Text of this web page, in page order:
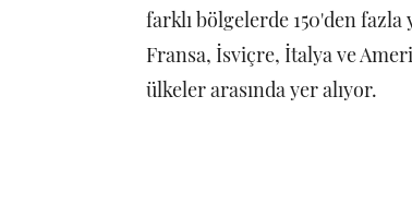
farklı bölgelerde 150'den
Fransa, İsviçre, İtalya ve
ülkeler arasında yer alıyor.